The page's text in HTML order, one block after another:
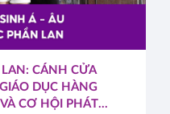
CÁNH CỬA
DỤC HÀNG
CƠ HỘI PHÁT